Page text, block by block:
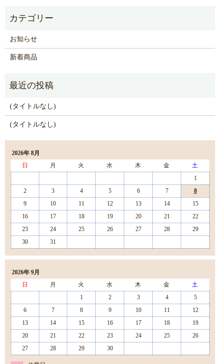
お知らせ
新着商品
(タイトルなし)
(タイトルなし)
2026年 8月
日
月 火 水 木 金
土
1
2
3 4 5 6 7
8
9
10 11 12 13 14
15
16
17 18 19 20 21
22
23
24 25 26 27 28
29
30
31
2026年 9月
日
月 火 水 木 金
土
1
2 3 4
5
6
7 8 9 10 11
12
13
14 15 16 17 18
19
20
21 22 23 24 25
26
27
28 29 30